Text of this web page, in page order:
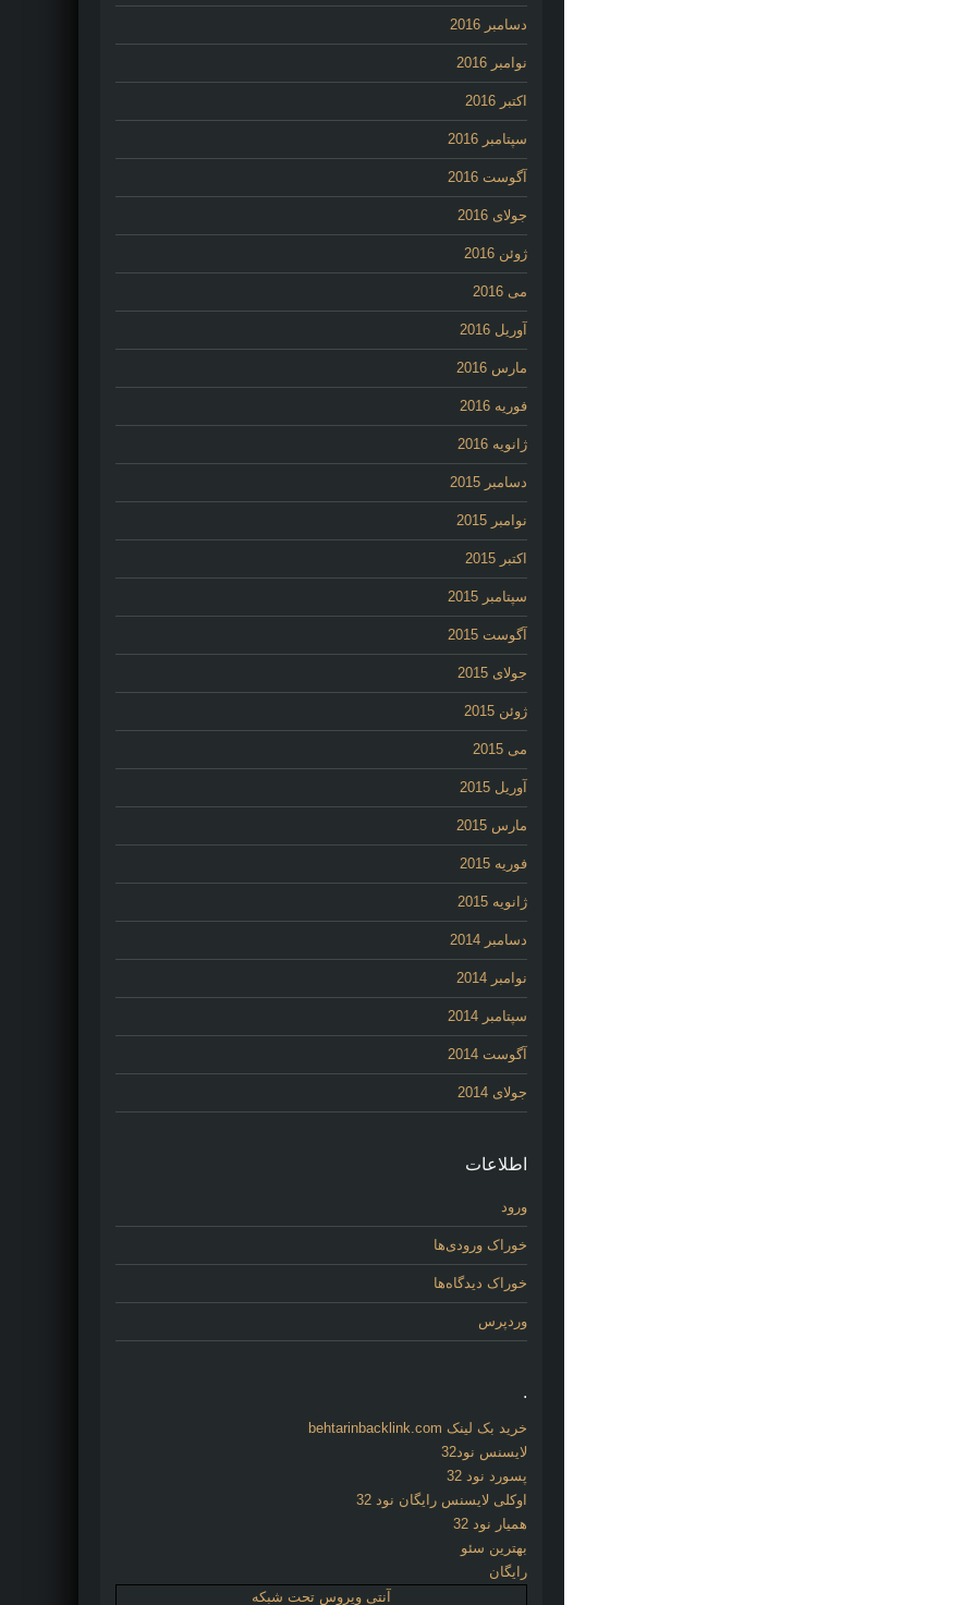
دسامبر 2016
نوامبر 2016
اکتبر 2016
سپتامبر 2016
آگوست 2016
جولای 2016
ژوئن 2016
می 2016
آوریل 2016
مارس 2016
فوریه 2016
ژانویه 2016
دسامبر 2015
نوامبر 2015
اکتبر 2015
سپتامبر 2015
آگوست 2015
جولای 2015
ژوئن 2015
می 2015
آوریل 2015
مارس 2015
فوریه 2015
ژانویه 2015
دسامبر 2014
نوامبر 2014
سپتامبر 2014
آگوست 2014
جولای 2014
اطلاعات
ورود
خوراک ورودی‌ها
خوراک دیدگاه‌ها
وردپرس
.
خرید بک لینک behtarinbacklink.com
لایسنس نود32
پسورد نود 32
اوکلی لایسنس رایگان نود 32
همیار نود 32
بهترین سئو
رایگان
آنتی ویروس تحت شبکه